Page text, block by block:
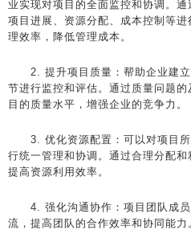
业实现对项目的全面监控和协调。
项目进展、资源分配、成本控制等
理效率，降低管理成本。
2. 提升项目质量：帮助企业建立
节进行监控和评估。通过质量问题
目的质量水平，增强企业的竞争力。
3. 优化资源配置：可以对项目所
行统一管理和协调。通过合理分配和
提高资源利用效率。
4. 强化沟通协作：项目团队成员
流，提高团队的合作效率和协同能